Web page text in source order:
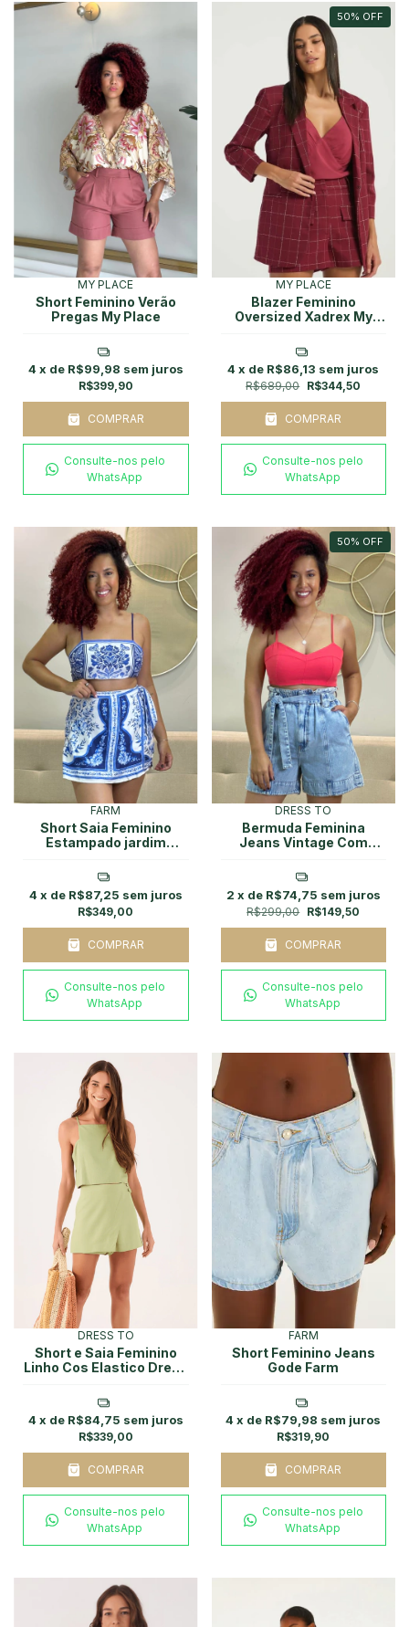
MY PLACE
Short Feminino Verão
Pregas My Place
R$399,90
4 x de R$99,98 sem juros
COMPRAR
Consulte-nos pelo
WhatsApp
50% OFF
MY PLACE
Blazer Feminino
Oversized Xadrex My
R$689,00 R$344,50
4 x de R$86,13 sem juros
COMPRAR
Consulte-nos pelo
WhatsApp
FARM
Short Saia Feminino
Estampado jardim
R$349,00
4 x de R$87,25 sem juros
COMPRAR
Consulte-nos pelo
WhatsApp
50% OFF
DRESS TO
Bermuda Feminina
Jeans Vintage Com
R$299,00 R$149,50
2 x de R$74,75 sem juros
COMPRAR
Consulte-nos pelo
WhatsApp
DRESS TO
Short e Saia Feminino
Linho Cos Elastico Dress
R$339,00
4 x de R$84,75 sem juros
COMPRAR
Consulte-nos pelo
WhatsApp
FARM
Short Feminino Jeans
Gode Farm
R$319,90
4 x de R$79,98 sem juros
COMPRAR
Consulte-nos pelo
WhatsApp